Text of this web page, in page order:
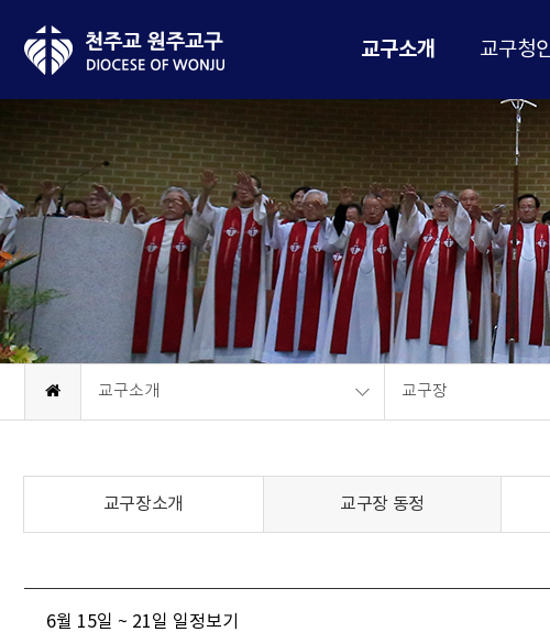
교구소개 교구청
교구소개 교구장
교구장소개 교구장 동정
6월 15일 ~ 21일 일정보기